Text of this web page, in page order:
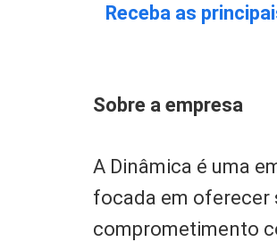
Receba as
Sobre a empresa
A Dinâmica é uma
focada em oferecer
comprometimento